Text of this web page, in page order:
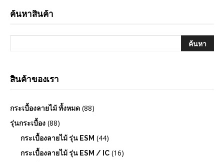
ค้นหาสินค้า
สินค้าของเรา
กระเบื้องลายไม้ ทั้งหมด (88)
รุ่นกระเบื้อง (88)
กระเบื้องลายไม้ รุ่น ESM (44)
กระเบื้องลายไม้ รุ่น ESM / IC (16)